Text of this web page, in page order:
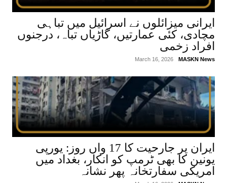
ایرانی میزائلوں نے اسرائیل میں تباہی
مچادی، کئی عمارتیں، گاڑیاں تباہ، درجنوں
افراد زخمی
MASKN News
March 16, 2026
ایران پر جارحیت کا 17 واں روز: یورپی
یونین کا بھی ٹرمپ کو انکار، بغداد میں
امریکی سفارتخانہ پھر نشانہ